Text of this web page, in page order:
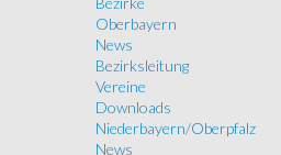
Oberbayern
News
Bezirksleitung
Vereine
Downloads
Niederbayern/Oberpfalz
News